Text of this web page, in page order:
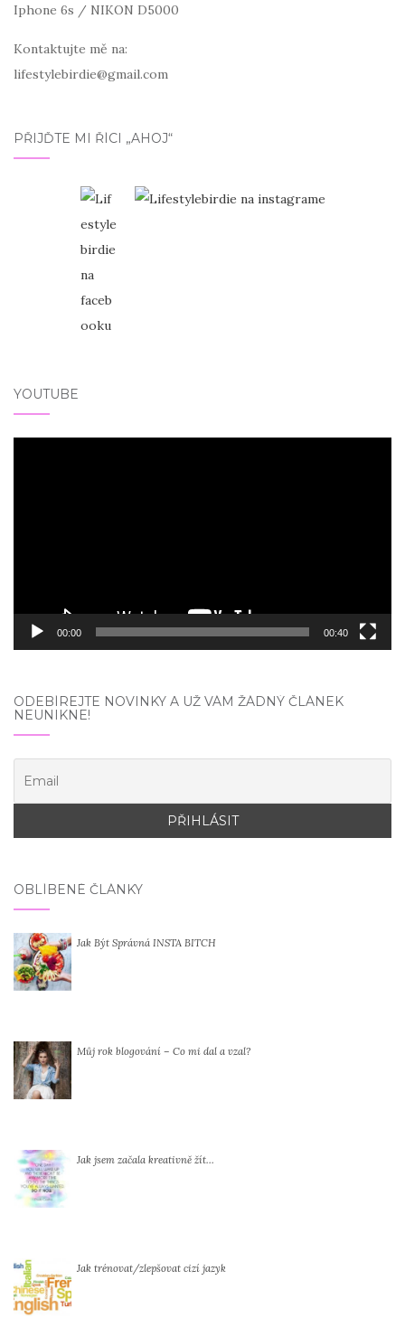
Iphone 6s / NIKON D5000
Kontaktujte mě na:
lifestylebirdie@gmail.com
PŘIJĎTE MI ŘÍCI „AHOJ“
YOUTUBE
00:00 00:40
ODEBÍREJTE NOVINKY A UŽ VÁM ŽÁDNÝ ČLÁNEK
NEUNIKNE!
OBLÍBENÉ ČLÁNKY
Jak Být Správná INSTA BITCH
Můj rok blogování – Co mi dal a vzal?
Jak jsem začala kreativně žít…
Jak trénovat/zlepšovat cizí jazyk